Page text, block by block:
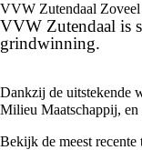
VVW Zutendaal Zoveel
VVW Zutendaal is
grindwinning.
Dankzij de uitstekende
Milieu Maatschappij, en
Bekijk de meest recente